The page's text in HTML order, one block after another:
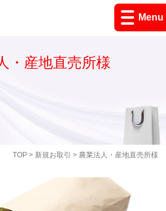
Menu
TOP> 新規お取引 > 農業法人・産地直売所様
・産地直売所様